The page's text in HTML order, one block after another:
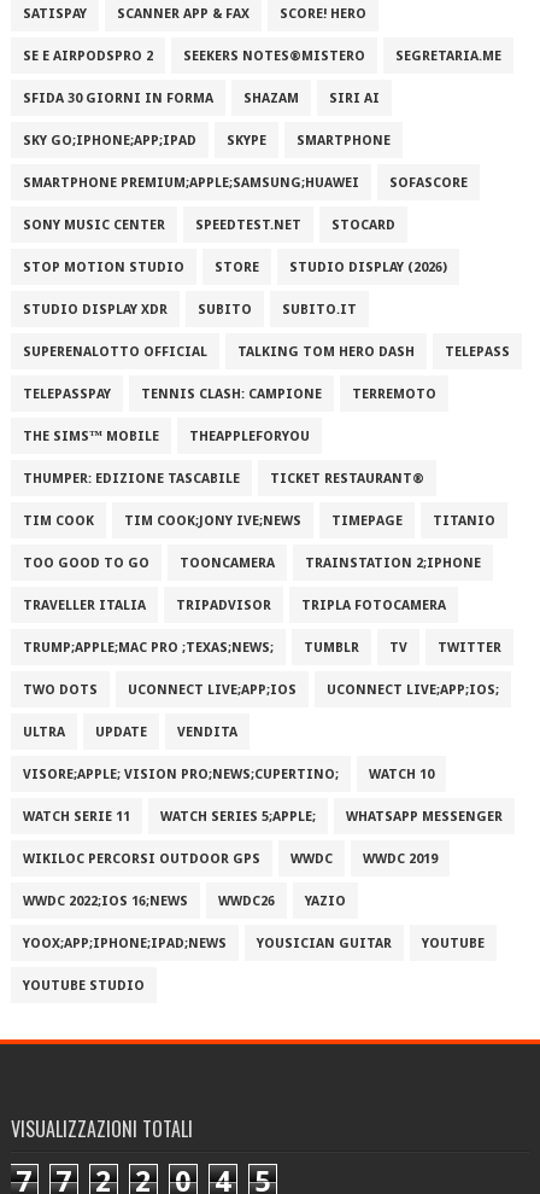
SATISPAY SCANNER APP & FAX SCORE! HERO
SE E AIRPODSPRO 2 SEEKERS NOTES®MISTERO SEGRETARIA.ME
SFIDA 30 GIORNI IN FORMA SHAZAM SIRI AI
SKY GO;IPHONE;APP;IPAD SKYPE SMARTPHONE
SMARTPHONE PREMIUM;APPLE;SAMSUNG;HUAWEI SOFASCORE
SONY MUSIC CENTER SPEEDTEST.NET STOCARD
STOP MOTION STUDIO STORE STUDIO DISPLAY (2026)
STUDIO DISPLAY XDR SUBITO SUBITO.IT
SUPERENALOTTO OFFICIAL TALKING TOM HERO DASH TELEPASS
TELEPASSPAY TENNIS CLASH: CAMPIONE TERREMOTO
THE SIMS™ MOBILE THEAPPLEFORYOU
THUMPER: EDIZIONE TASCABILE TICKET RESTAURANT®
TIM COOK TIM COOK;JONY IVE;NEWS TIMEPAGE TITANIO
TOO GOOD TO GO TOONCAMERA TRAINSTATION 2;IPHONE
TRAVELLER ITALIA TRIPADVISOR TRIPLA FOTOCAMERA
TRUMP;APPLE;MAC PRO ;TEXAS;NEWS; TUMBLR TV TWITTER
TWO DOTS UCONNECT LIVE;APP;IOS UCONNECT LIVE;APP;IOS;
ULTRA UPDATE VENDITA
VISORE;APPLE; VISION PRO;NEWS;CUPERTINO; WATCH 10
WATCH SERIE 11 WATCH SERIES 5;APPLE; WHATSAPP MESSENGER
WIKILOC PERCORSI OUTDOOR GPS WWDC WWDC 2019
WWDC 2022;IOS 16;NEWS WWDC26 YAZIO
YOOX;APP;IPHONE;IPAD;NEWS YOUSICIAN GUITAR YOUTUBE
YOUTUBE STUDIO
VISUALIZZAZIONI TOTALI
7 7 2 2 0 4 5